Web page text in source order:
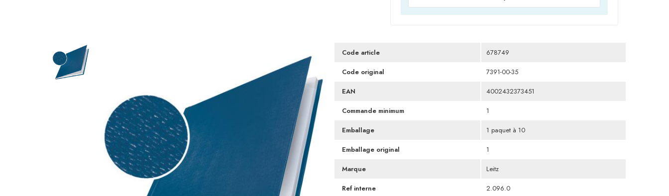
Code article 678749
Code original 7391-00-35
EAN 4002432373451
Commande minimum 1
Emballage 1 paquet à 10
Emballage original 1
Marque Leitz
Ref interne 2.096.0